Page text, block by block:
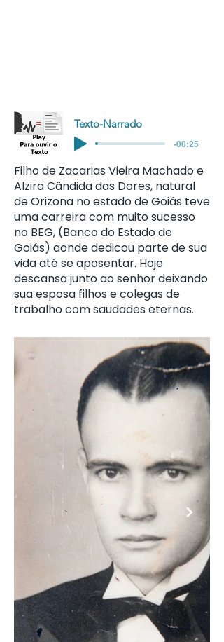
Texto-Narrado
-00:25
Filho de Zacarias Vieira Machado e
Alzira Cândida das Dores, natural
de Orizona no estado de Goiás teve
uma carreira com muito sucesso
no BEG, (Banco do Estado de
Goiás) aonde dedicou parte de sua
vida até se aposentar. Hoje
descansa junto ao senhor deixando
sua esposa filhos e colegas de
trabalho com saudades eternas.
Orestes